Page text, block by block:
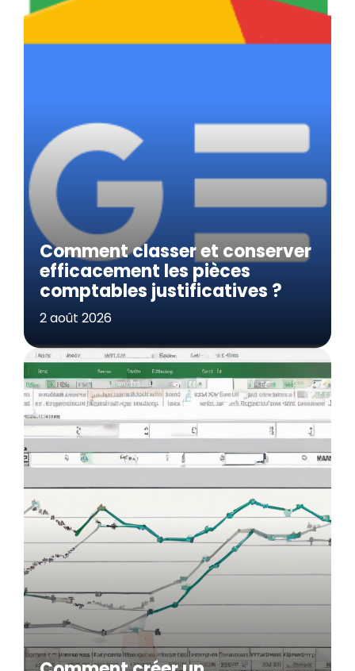
Comment classer et conserver
efficacement les pièces
comptables justificatives ?
2 août 2026